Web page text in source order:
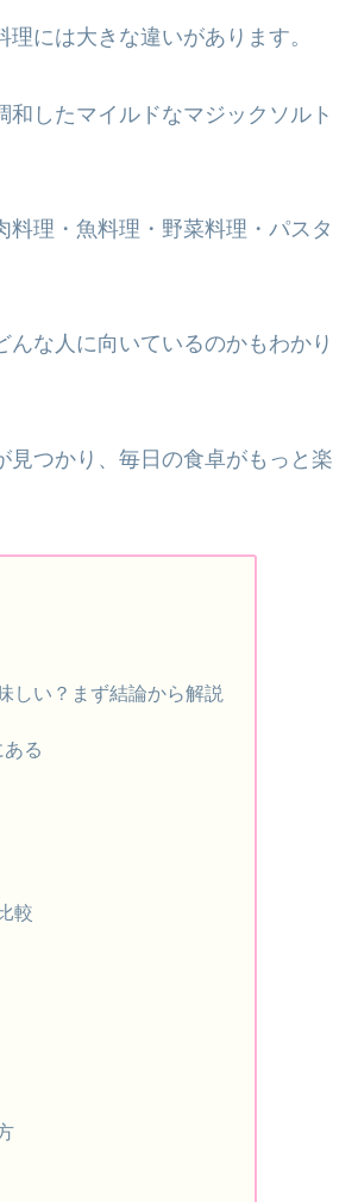
には大きな違いがあります。
したマイルドなマジックソルト
理・魚料理・野菜料理・パスタ
な人に向いているのかもわかり
つかり、毎日の食卓がもっと楽
しい？まず結論から解説
る
較